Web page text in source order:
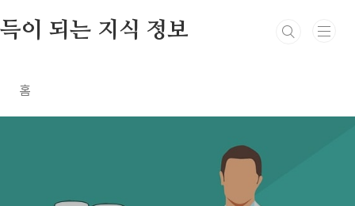
득이 되는 지식 정보
홈